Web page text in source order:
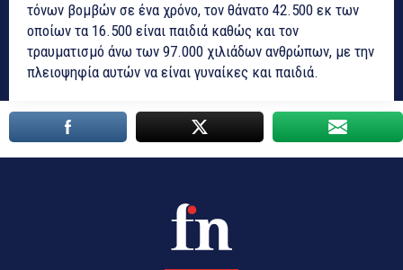
τόνων βομβών σε ένα χρόνο, τον θάνατο 42.500 εκ των
οποίων τα 16.500 είναι παιδιά καθώς και τον
τραυματισμό άνω των 97.000 χιλιάδων ανθρώπων, με την
πλειοψηφία αυτών να είναι γυναίκες και παιδιά.